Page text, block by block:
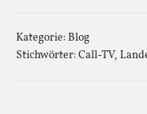
Kategorie:Blog
Stichwörter:Call-TV,